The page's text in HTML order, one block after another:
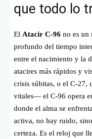
que todo lo
El Atacir C-96 no es un
profundo del tiempo
entre el nacimiento y la
atacires más rápidos y
crisis súbitas, o el C-27,
vitales— el C-96 opera
donde el alma se
activa, no hay ruido,
certeza. Es el reloj que